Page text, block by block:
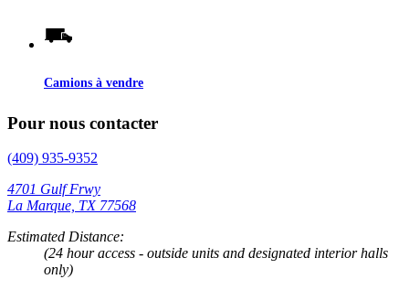
Camions à vendre
Pour nous contacter
(409) 935-9352
4701 Gulf Frwy
La Marque, TX 77568
Estimated Distance:
(24 hour access - outside units and designated interior halls
only)